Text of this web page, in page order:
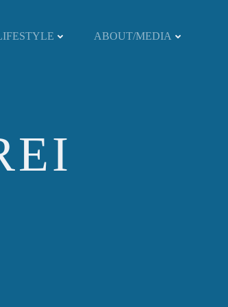
ABOUT/MEDIA